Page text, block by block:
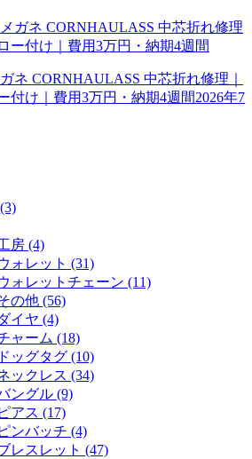
ネ CORNHAULASS 中芯折れ修理｜
付け｜費用3万円・納期4週間2026年7
房 (4)
ォレット (31)
レットチェーン (11)
の他 (56)
イヤ (4)
ャーム (18)
ッグタグ (10)
ックレス (34)
ングル (9)
アス (17)
ンバッチ (4)
レスレット (47)